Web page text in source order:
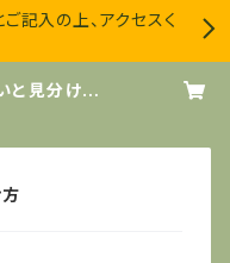
記入の上、アクセスく
と見分け方 |